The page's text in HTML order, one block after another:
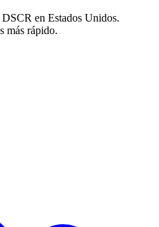
en Estados Unidos.
más rápido.